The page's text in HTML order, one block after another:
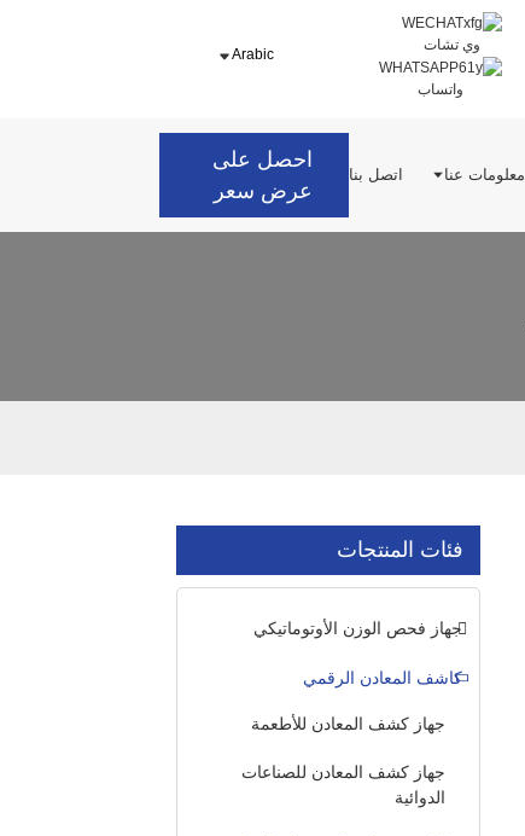
وي تشات
واتساب
Arabic
معلومات عنا اتصل بنا
احصل على
عرض سعر
فئات المنتجات
جهاز فحص الوزن الأوتوماتيكي
كاشف المعادن الرقمي
جهاز كشف المعادن للأطعمة
جهاز كشف المعادن للصناعات
الدوائية